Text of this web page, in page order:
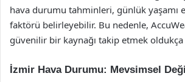
hava durumu tahminleri, günlük yaşamı
faktörü belirleyebilir. Bu nedenle,
güvenilir bir kaynağı takip etmek
İzmir Hava Durumu: Mevsimsel